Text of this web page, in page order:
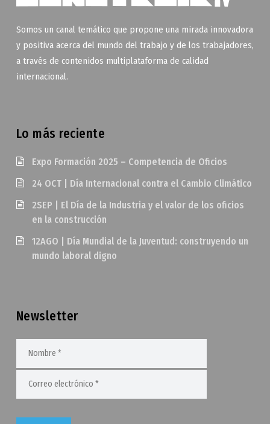
Somos un canal temático que propone una mirada innovadora
y positiva acerca del mundo del trabajo y de los trabajadores,
a través de contenidos multiplataforma de calidad
internacional.
Lo más reciente
Expo Formación 2025 – Competencia de Oficios
24 OCT | Día Internacional contra el Cambio Climático
2SEP | El Día de la Industria y el valor de los oficios
en la construcción
12AGO | Día Mundial de la Juventud: construyendo un
mundo laboral digno
Newsletter